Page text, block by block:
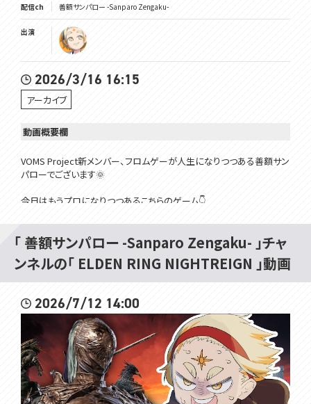
配信ch 善額サンパロー -Sanparo Zengaku-
出演
2026/3/16 16:15
アーカイブ
動画概要欄
VOMS Project新メンバー、フロムゲーが人生になりつつある善額サン
パローでございます🌞
今日はもうプロになりつつあるこちらのゲーム👇
ついに現在倒せるボスはすべて倒してあとは深い夜のみ...!!!
深度3を目指して... イクゾー!!!!!
今日はひたすら修行...するンゴ...🔥
※注意※
本日やるエルデンリングナイトレインはスパチャ、メンギフ等禁止でお願
いします🌞
以上、おわりッ!!!
「 善額サンパロー -Sanparo Zengaku- 」チャ
ンネルの「 ELDEN RING NIGHTREIGN 」動画
2026/7/12 14:00